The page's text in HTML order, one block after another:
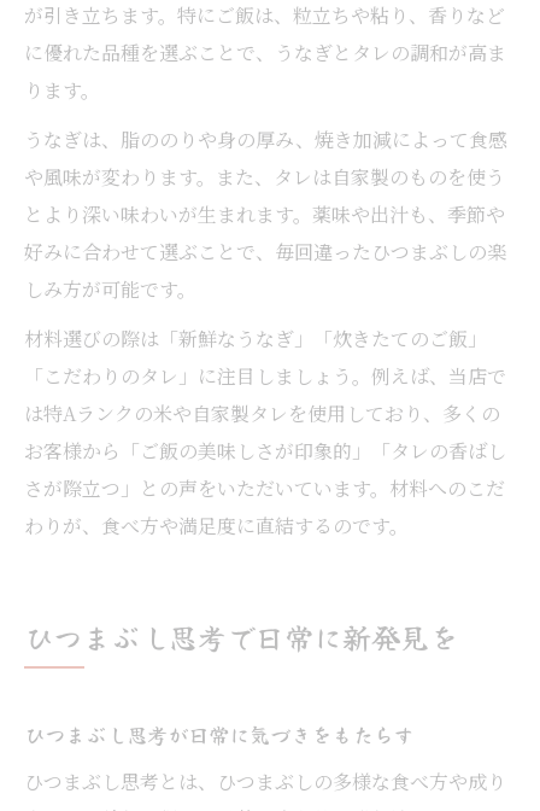
が引き立ちます。特にご飯は、粒立ちや粘り、香りなど
に優れた品種を選ぶことで、うなぎとタレの調和が高ま
ります。
うなぎは、脂ののりや身の厚み、焼き加減によって食感
や風味が変わります。また、タレは自家製のものを使う
とより深い味わいが生まれます。薬味や出汁も、季節や
好みに合わせて選ぶことで、毎回違ったひつまぶしの楽
しみ方が可能です。
材料選びの際は「新鮮なうなぎ」「炊きたてのご飯」
「こだわりのタレ」に注目しましょう。例えば、当店で
は特Aランクの米や自家製タレを使用しており、多くの
お客様から「ご飯の美味しさが印象的」「タレの香ばし
さが際立つ」との声をいただいています。材料へのこだ
わりが、食べ方や満足度に直結するのです。
ひつまぶし思考で日常に新発見を
ひつまぶし思考が日常に気づきをもたらす
ひつまぶし思考とは、ひつまぶしの多様な食べ方や成り